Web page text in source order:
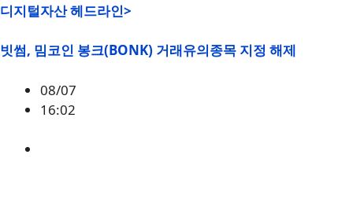
디지털자산 헤드라인>
빗썸, 밈코인 봉크(BONK) 거래유의종목 지정 해제
08/07
16:02